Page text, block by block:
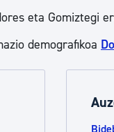
eta Gomiztegi
demografikoa